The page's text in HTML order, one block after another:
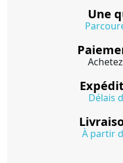
Une
Délais
À partir